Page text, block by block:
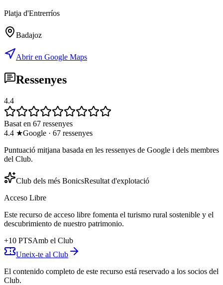
Platja d'Entrerríos
Badajoz
Abrir en Google Maps
Ressenyes
4.4
Basat en 67 ressenyes
4.4 ★Google · 67 ressenyes
Puntuació mitjana basada en les ressenyes de Google i dels membres
del Club.
Club dels més BonicsResultat d'explotació
Acceso Libre
Este recurso de acceso libre fomenta el turismo rural sostenible y el
descubrimiento de nuestro patrimonio.
+10 PTSAmb el Club
Uneix-te al Club
El contenido completo de este recurso está reservado a los socios del
Club.